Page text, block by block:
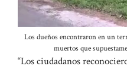
Los dueños encontraron en un
muertos que
“Los ciudadanos